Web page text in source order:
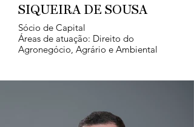
SIQUEIRA DE SOUSA
Sócio de Capital
Áreas de atuação: Direito do
Agronegócio, Agrário e Ambiental